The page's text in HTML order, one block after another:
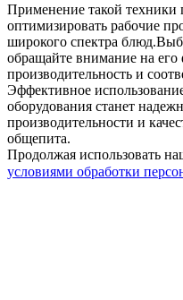
Применение такой техники
оптимизировать рабочие
широкого спектра блюд.
обращайте внимание на его
производительность и
Эффективное
оборудования станет
производительности и
общепита.
Продолжая использовать
условиями обработки